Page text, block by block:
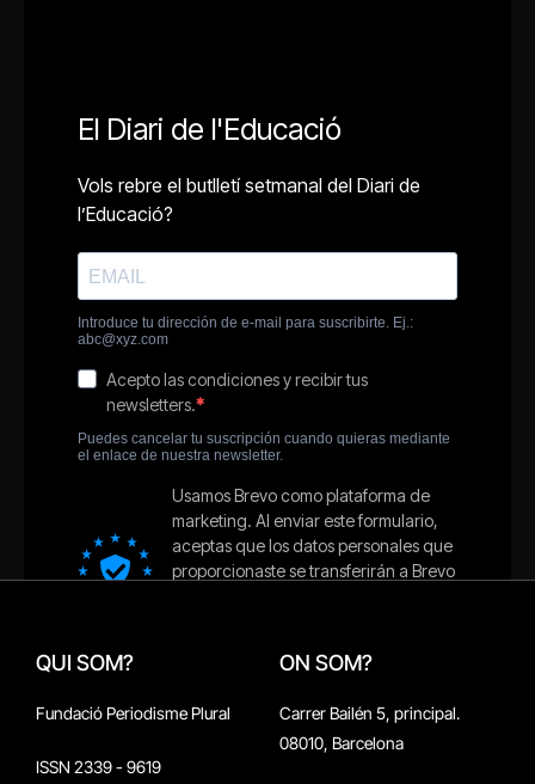
QUI SOM?
Fundació Periodisme Plural
ISSN 2339 - 9619
ON SOM?
Carrer Bailén 5, principal.
08010, Barcelona